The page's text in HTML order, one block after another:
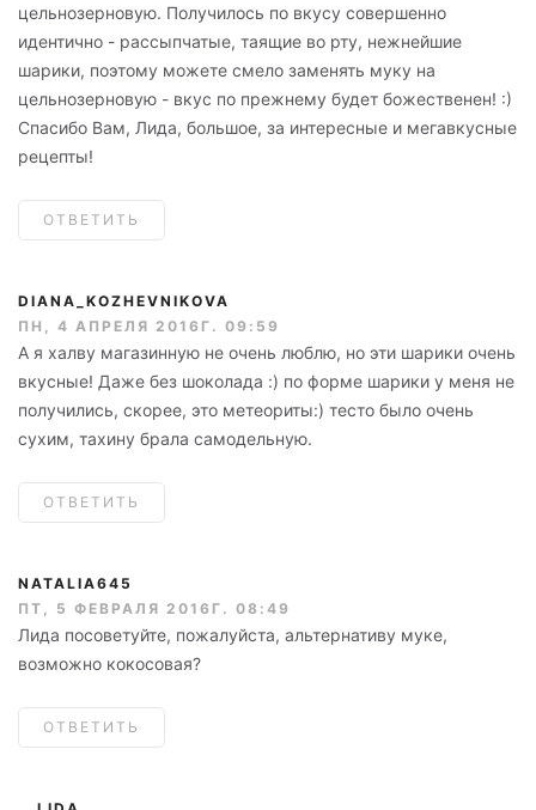
цельнозерновую. Получилось по вкусу совершенно
идентично - рассыпчатые, таящие во рту, нежнейшие
шарики, поэтому можете смело заменять муку на
цельнозерновую - вкус по прежнему будет божественен! :)
Спасибо Вам, Лида, большое, за интересные и мегавкусные
рецепты!
ОТВЕТИТЬ
DIANA_KOZHEVNIKOVA
ПН, 4 АПРЕЛЯ 2016Г. 09:59
А я халву магазинную не очень люблю, но эти шарики очень
вкусные! Даже без шоколада :) по форме шарики у меня не
получились, скорее, это метеориты:) тесто было очень
сухим, тахину брала самодельную.
ОТВЕТИТЬ
NATALIA645
ПТ, 5 ФЕВРАЛЯ 2016Г. 08:49
Лида посоветуйте, пожалуйста, альтернативу муке,
возможно кокосовая?
ОТВЕТИТЬ